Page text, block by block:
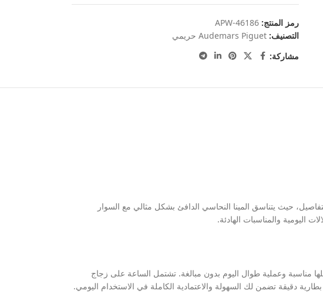
رمز المنتج: APW-46186
التصنيف: Audemars Piguet حريمي
مشاركة:
حيث يتناسق المينا النحاسي الدافئ بشكل مثالي مع السوار
اليومية والمناسبات الهادئة.
الأنيق والراحة التامة على المعصم بفضل قطرها البالغ 39 مم وسُمكها الذي يصل إلى 11 مم، مما يجعلها مناسبة وعملية طوال اليوم بدون مبالغة. تشتمل الساعة على زجاج
دقيقة تضمن لك السهولة والاعتمادية الكاملة في الاستخدام اليومي.